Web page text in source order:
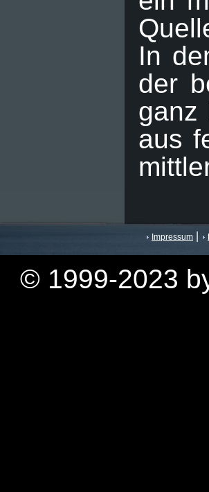
In
der
ganz
aus
Impressum
© 1999-2023